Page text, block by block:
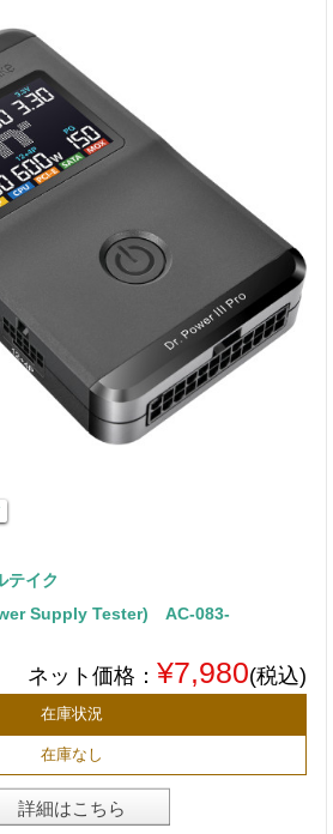
テイク
Supply Tester) AC-083-
ネット価格： ¥7,980(税込)
在庫状況
在庫なし
詳細はこちら